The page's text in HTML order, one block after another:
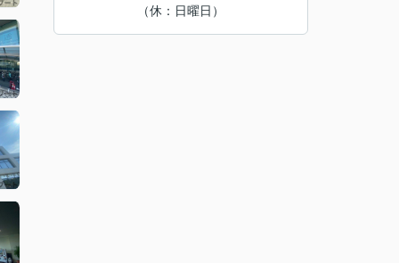
（休：日曜日）